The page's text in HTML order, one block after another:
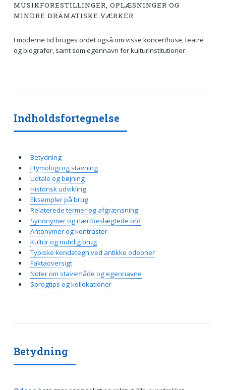
MUSIKFORESTILLINGER, OPLÆSNINGER OG
MINDRE DRAMATISKE VÆRKER
I moderne tid bruges ordet også om visse koncerthuse, teatre
og biografer, samt som egennavn for kulturinstitutioner.
Betydning
Indholdsfortegnelse
Betydning
Etymologi og stavning
Udtale og bøjning
Historisk udvikling
Eksempler på brug
Relaterede termer og afgrænsning
Synonymer og nærtbeslægtede ord
Antonymer og kontraster
Kultur og nutidig brug
Typiske kendetegn ved antikke odeoner
Faktaoversigt
Noter om stavemåde og egennavne
Sprogtips og kollokationer